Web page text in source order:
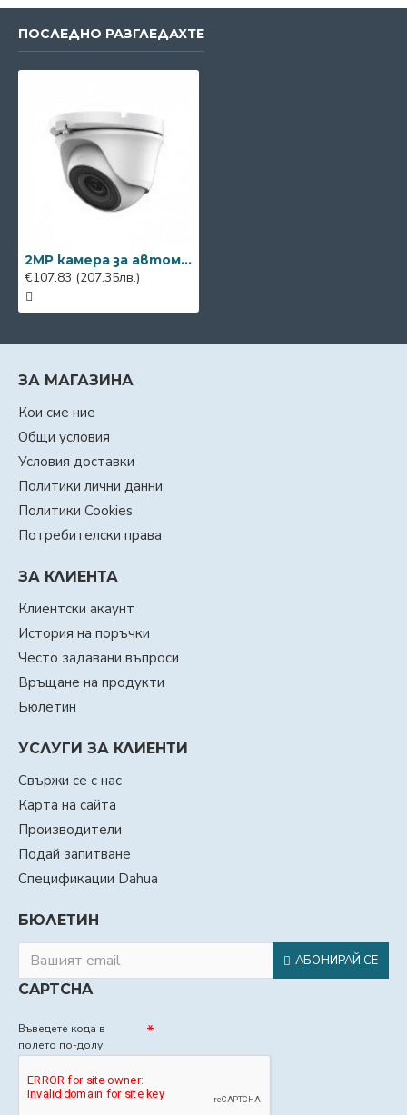
ПОСЛЕДНО РАЗГЛЕДАХТЕ
2MP камера за автомобил Hikvision AE-VC221T-IR
€107.83 (207.35лв.)
ЗА МАГАЗИНА
Кои сме ние
Общи условия
Условия доставки
Политики лични данни
Политики Cookies
Потребителски права
ЗА КЛИЕНТА
Клиентски акаунт
История на поръчки
Често задавани въпроси
Връщане на продукти
Бюлетин
УСЛУГИ ЗА КЛИЕНТИ
Свържи се с нас
Карта на сайта
Производители
Подай запитване
Спецификации Dahua
БЮЛЕТИН
АБОНИРАЙ СЕ
CAPTCHA
Въведете кода в
полето по-долу